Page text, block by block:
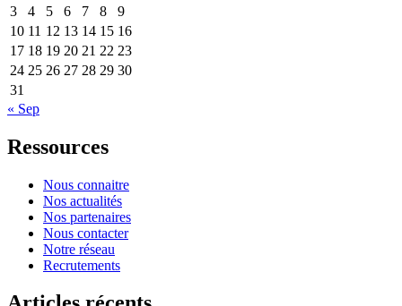
3
4 5 6 7 8
9
10 11 12 13 14 15 16
17 18 19 20 21 22 23
24 25 26 27 28 29 30
31
« Sep
Ressources
Nous connaitre
Nos actualités
Nos partenaires
Nous contacter
Notre réseau
Recrutements